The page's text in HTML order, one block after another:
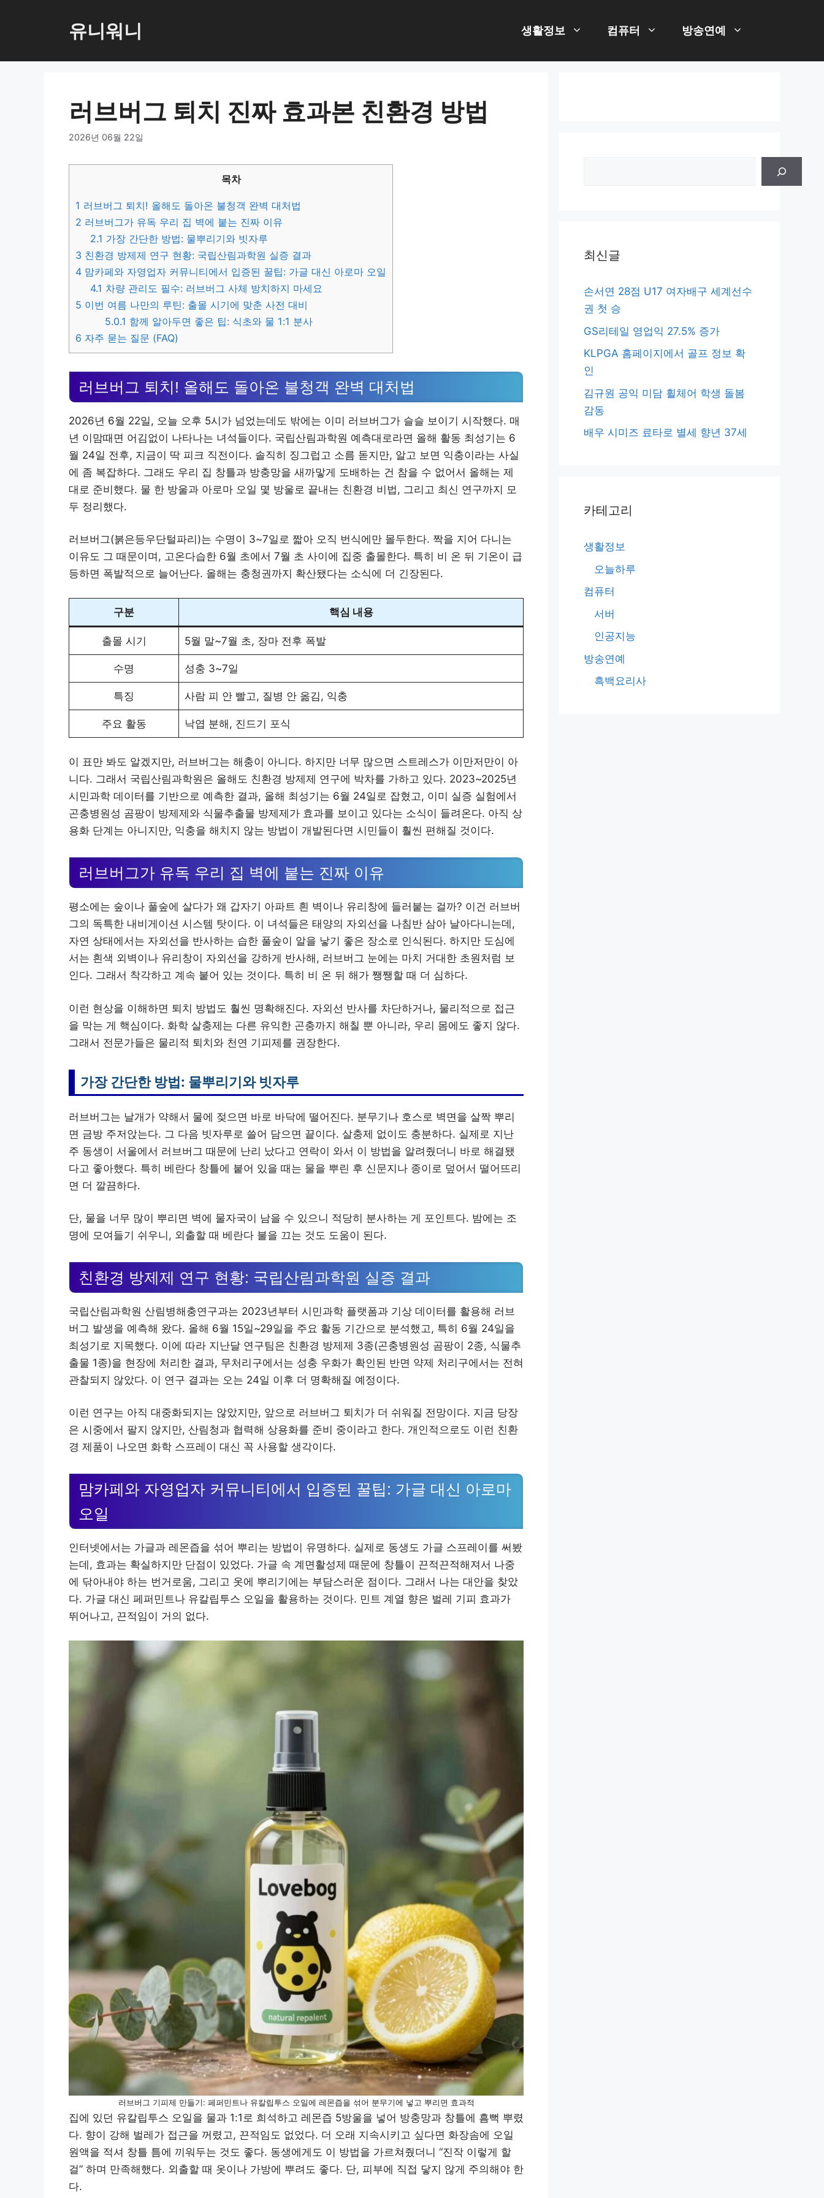
로
유니워니 생활정보 컴퓨터 방송연예
러브버그 퇴치 진짜 효과본 친환경 방법
2026년 06월 22일
목차
1 러브버그 퇴치! 올해도 돌아온 불청객 완벽 대처법
2 러브버그가 유독 우리 집 벽에 붙는 진짜 이유
2.1 가장 간단한 방법: 물뿌리기와 빗자루
3 친환경 방제제 연구 현황: 국립산림과학원 실증 결과
4 맘카페와 자영업자 커뮤니티에서 입증된 꿀팁: 가글 대신 아로마 오일
4.1 차량 관리도 필수: 러브버그 사체 방치하지 마세요
5 이번 여름 나만의 루틴: 출몰 시기에 맞춘 사전 대비
5.0.1 함께 알아두면 좋은 팁: 식초와 물 1:1 분사
6 자주 묻는 질문 (FAQ)
러브버그 퇴치! 올해도 돌아온 불청객 완벽 대처법
2026년 6월 22일, 오늘 오후 5시가 넘었는데도 밖에는 이미 러브버그가 슬슬 보이기 시작했다. 매
년 이맘때면 어김없이 나타나는 녀석들이다. 국립산림과학원 예측대로라면 올해 활동 최성기는 6
월 24일 전후, 지금이 딱 피크 직전이다. 솔직히 징그럽고 소름 돋지만, 알고 보면 익충이라는 사실
에 좀 복잡하다. 그래도 우리 집 창틀과 방충망을 새까맣게 도배하는 건 참을 수 없어서 올해는 제
대로 준비했다. 물 한 방울과 아로마 오일 몇 방울로 끝내는 친환경 비법, 그리고 최신 연구까지 모
두 정리했다.
러브버그(붉은등우단털파리)는 수명이 3~7일로 짧아 오직 번식에만 몰두한다. 짝을 지어 다니는
이유도 그 때문이며, 고온다습한 6월 초에서 7월 초 사이에 집중 출몰한다. 특히 비 온 뒤 기온이 급
등하면 폭발적으로 늘어난다. 올해는 충청권까지 확산됐다는 소식에 더 긴장된다.
구분 핵심 내용
출몰 시기 5월 말~7월 초, 장마 전후 폭발
수명 성충 3~7일
특징 사람 피 안 빨고, 질병 안 옮김, 익충
주요 활동 낙엽 분해, 진드기 포식
이 표만 봐도 알겠지만, 러브버그는 해충이 아니다. 하지만 너무 많으면 스트레스가 이만저만이 아
니다. 그래서 국립산림과학원은 올해도 친환경 방제제 연구에 박차를 가하고 있다. 2023~2025년
시민과학 데이터를 기반으로 예측한 결과, 올해 최성기는 6월 24일로 잡혔고, 이미 실증 실험에서
곤충병원성 곰팡이 방제제와 식물추출물 방제제가 효과를 보이고 있다는 소식이 들려온다. 아직 상
용화 단계는 아니지만, 익충을 해치지 않는 방법이 개발된다면 시민들이 훨씬 편해질 것이다.
러브버그가 유독 우리 집 벽에 붙는 진짜 이유
평소에는 숲이나 풀숲에 살다가 왜 갑자기 아파트 흰 벽이나 유리창에 들러붙는 걸까? 이건 러브버
그의 독특한 내비게이션 시스템 탓이다. 이 녀석들은 태양의 자외선을 나침반 삼아 날아다니는데,
자연 상태에서는 자외선을 반사하는 습한 풀숲이 알을 낳기 좋은 장소로 인식된다. 하지만 도심에
서는 흰색 외벽이나 유리창이 자외선을 강하게 반사해, 러브버그 눈에는 마치 거대한 초원처럼 보
인다. 그래서 착각하고 계속 붙어 있는 것이다. 특히 비 온 뒤 해가 쨍쨍할 때 더 심하다.
이런 현상을 이해하면 퇴치 방법도 훨씬 명확해진다. 자외선 반사를 차단하거나, 물리적으로 접근
을 막는 게 핵심이다. 화학 살충제는 다른 유익한 곤충까지 해칠 뿐 아니라, 우리 몸에도 좋지 않다.
그래서 전문가들은 물리적 퇴치와 천연 기피제를 권장한다.
가장 간단한 방법: 물뿌리기와 빗자루
러브버그는 날개가 약해서 물에 젖으면 바로 바닥에 떨어진다. 분무기나 호스로 벽면을 살짝 뿌리
면 금방 주저앉는다. 그 다음 빗자루로 쓸어 담으면 끝이다. 살충제 없이도 충분하다. 실제로 지난
주 동생이 서울에서 러브버그 때문에 난리 났다고 연락이 와서 이 방법을 알려줬더니 바로 해결됐
다고 좋아했다. 특히 베란다 창틀에 붙어 있을 때는 물을 뿌린 후 신문지나 종이로 덮어서 떨어뜨리
면 더 깔끔하다.
단, 물을 너무 많이 뿌리면 벽에 물자국이 남을 수 있으니 적당히 분사하는 게 포인트다. 밤에는 조
명에 모여들기 쉬우니, 외출할 때 베란다 불을 끄는 것도 도움이 된다.
친환경 방제제 연구 현황: 국립산림과학원 실증 결과
국립산림과학원 산림병해충연구과는 2023년부터 시민과학 플랫폼과 기상 데이터를 활용해 러브
버그 발생을 예측해 왔다. 올해 6월 15일~29일을 주요 활동 기간으로 분석했고, 특히 6월 24일을
최성기로 지목했다. 이에 따라 지난달 연구팀은 친환경 방제제 3종(곤충병원성 곰팡이 2종, 식물추
출물 1종)을 현장에 처리한 결과, 무처리구에서는 성충 우화가 확인된 반면 약제 처리구에서는 전혀
관찰되지 않았다. 이 연구 결과는 오는 24일 이후 더 명확해질 예정이다.
이런 연구는 아직 대중화되지는 않았지만, 앞으로 러브버그 퇴치가 더 쉬워질 전망이다. 지금 당장
은 시중에서 팔지 않지만, 산림청과 협력해 상용화를 준비 중이라고 한다. 개인적으로도 이런 친환
경 제품이 나오면 화학 스프레이 대신 꼭 사용할 생각이다.
맘카페와 자영업자 커뮤니티에서 입증된 꿀팁: 가글 대신 아로마
오일
인터넷에서는 가글과 레몬즙을 섞어 뿌리는 방법이 유명하다. 실제로 동생도 가글 스프레이를 써봤
는데, 효과는 확실하지만 단점이 있었다. 가글 속 계면활성제 때문에 창틀이 끈적끈적해져서 나중
에 닦아내야 하는 번거로움, 그리고 옷에 뿌리기에는 부담스러운 점이다. 그래서 나는 대안을 찾았
다. 가글 대신 페퍼민트나 유칼립투스 오일을 활용하는 것이다. 민트 계열 향은 벌레 기피 효과가
뛰어나고, 끈적임이 거의 없다.
러브버그 기피제 만들기: 페퍼민트나 유칼립투스 오일에 레몬즙을 섞어 분무기에 넣고 뿌리면 효과적
집에 있던 유칼립투스 오일을 물과 1:1로 희석하고 레몬즙 5방울을 넣어 방충망과 창틀에 흠뻑 뿌렸
다. 향이 강해 벌레가 접근을 꺼렸고, 끈적임도 없었다. 더 오래 지속시키고 싶다면 화장솜에 오일
원액을 적셔 창틀 틈에 끼워두는 것도 좋다. 동생에게도 이 방법을 가르쳐줬더니 “진작 이렇게 할
걸” 하며 만족해했다. 외출할 때 옷이나 가방에 뿌려도 좋다. 단, 피부에 직접 닿지 않게 주의해야 한
다.
최신글
손서연 28점 U17 여자배구 세계선수
권 첫 승
GS리테일 영업익 27.5% 증가
KLPGA 홈페이지에서 골프 정보 확
인
김규원 공익 미담 휠체어 학생 돌봄
감동
배우 시미즈 료타로 별세 향년 37세
카테고리
생활정보
오늘하루
컴퓨터
서버
인공지능
방송연예
흑백요리사